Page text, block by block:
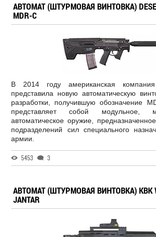
АВТОМАТ (ШТУРМОВАЯ ВИНТОВКА)
MDR-C
В 2014 году американская
представила новую автоматическую
разработки, получившую обозначение
представляет собой модульное,
автоматическое оружие,
подразделений сил специального
армии.
5453 3
АВТОМАТ (ШТУРМОВАЯ ВИНТОВКА) KBK
JANTAR